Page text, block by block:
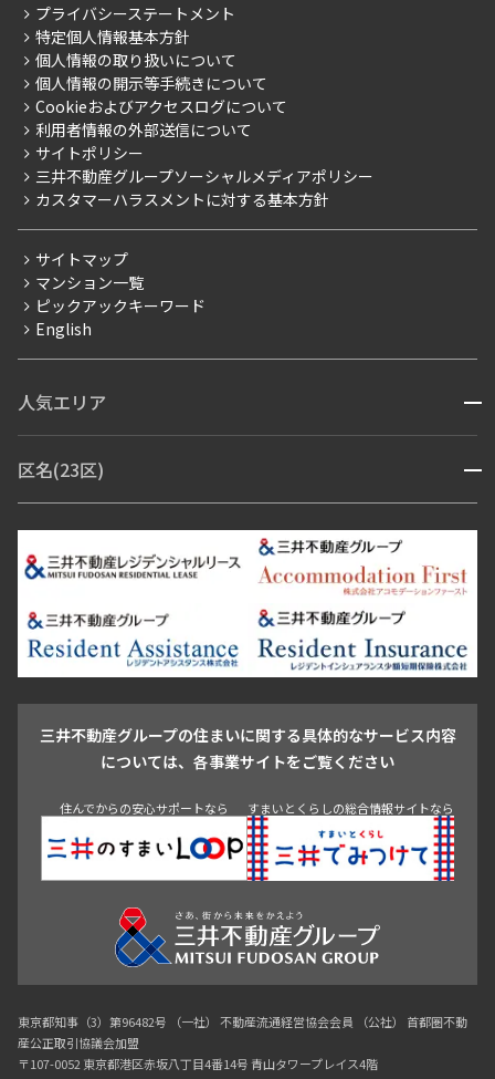
こだわりから探す
こだわり一覧
プレミアムマンション
新築
当社限定（港区・渋谷区）
当社限定（港区・渋谷区以外）
三井不動産企画
賃料改定
フリーレント
ペット可
ブランドマンション
ご入居・提携サービス
お部屋探しからご契約まで
よくあるご質問
社宅紹介
【仲介会社様向け】当社仲介事業部取り扱い物件入居申込
会社情報
事業案内
採用情報
ニュースリリース
お問い合わせ
プライバシーステートメント
特定個人情報基本方針
個人情報の取り扱いについて
個人情報の開示等手続きについて
Cookieおよびアクセスログについて
利用者情報の外部送信について
サイトポリシー
三井不動産グループソーシャルメディアポリシー
カスタマーハラスメントに対する基本方針
サイトマップ
マンション一覧
ピックアックキーワード
English
人気エリア 開閉
青山・表参道・原宿
市ヶ谷・神楽坂・飯田橋
三田・芝・浜松町
芝浦・汐留・品川
月島・勝どき・豊洲
本郷・春日・小石川
目白・高田馬場・早稲田
池尻大橋・三軒茶屋
祐天寺・学芸大学・自由が丘
駒沢・用賀・二子玉川
成城・砧
池袋・板橋・王子
青山 渋谷 東京・大手町 新宿 品川
目黒・中目黒
区名(23区) 開閉
江東区 台東区 墨田区
中野区
豊島区
杉並区 板橋区 練馬区 荒川区
足立区
葛飾区
江戸川区
三井不動産グループの住まいに関する具体的なサービス内容
については、各事業サイトをご覧ください
住んでからの安心サポートなら すまいとくらしの総合情報サイトなら
東京都知事（3）第96482号 （一社） 不動産流通経営協会会員 （公社） 首都圏不動
産公正取引協議会加盟
〒107-0052 東京都港区赤坂八丁目4番14号 青山タワープレイス4階